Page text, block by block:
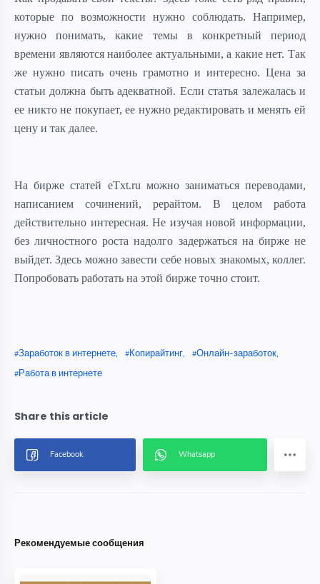
которые по возможности нужно соблюдать. Например,
нужно понимать, какие темы в конкретный период
времени являются наиболее актуальными, а какие нет. Так
же нужно писать очень грамотно и интересно. Цена за
статьи должна быть адекватной. Если статья залежалась и
ее никто не покупает, ее нужно редактировать и менять ей
цену и так далее.
На бирже статей eTxt.ru можно заниматься переводами,
написанием сочинений, рерайтом. В целом работа
действительно интересная. Не изучая новой информации,
без личностного роста надолго задержаться на бирже не
выйдет. Здесь можно завести себе новых знакомых, коллег.
Попробовать работать на этой бирже точно стоит.
Заработок в интернете Копирайтинг
Онлайн-заработок
Работа в интернете
Рекомендуемые сообщения